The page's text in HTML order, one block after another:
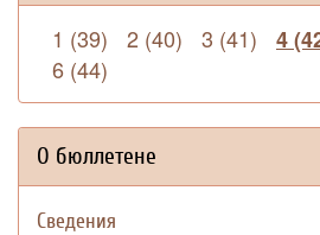
1 (39) 2 (40) 3 (41) 4
6 (44)
О бюллетене
Сведения